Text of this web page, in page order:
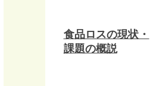
食品ロスの現状・
課題の概説